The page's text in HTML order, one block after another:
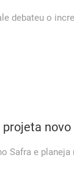
debateu o
projeta
Safra e